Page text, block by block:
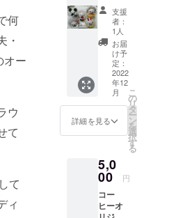
何
・
オー
ウ
て
て
ィ
は2023
年12月
までの
予定に
なりま
す。
3個と引
き換え
られま
す。 12
月オー
プン予
定の店
舗での
交換に
なりま
す。 引
購入お
願いい
す。 有
効期限
カップ5
個
PUCHI
自慢の
アニマ
ルデ
ザート
をご自
宅にお
届けい
たしま
す。 デ
（プリ
ン・
コー
ヒーゼ
リー・
支援
者：
1人
お届
け予
定：
2022
年12
月
詳細を見る
こ
の
リ
タ
ー
ン
を
選
択
す
る
5,0
00 円
コー
ヒーオ